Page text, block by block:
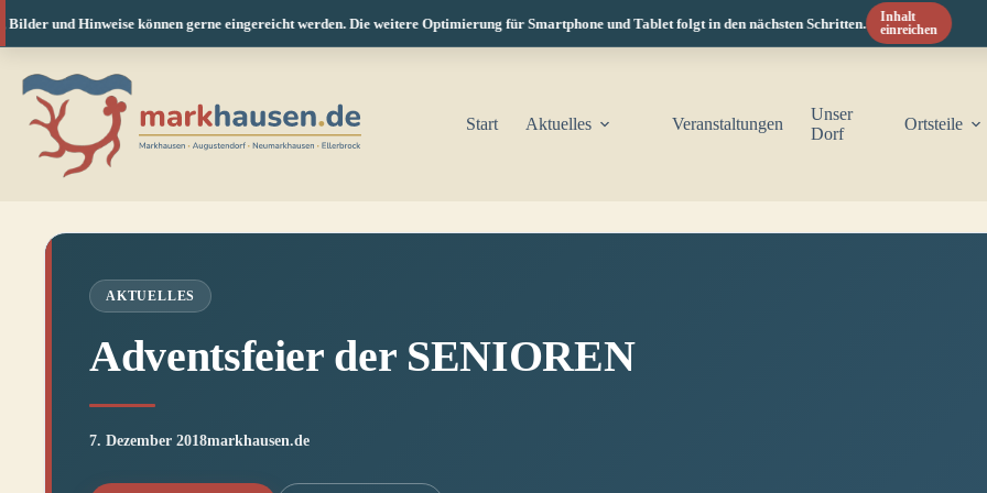
und Hinweise können gerne eingereicht werden. Die weitere Optimierung für Smartphone und Tablet folgt in den nächsten Schritten.
Inhalt
einreichen
Inhalt
springen
Start
Aktuelles Veranstaltungen
Unser
Dorf
Ortsteile
AKTUELLES
Adventsfeier der SENIOREN
7. Dezember 2018markhausen.de